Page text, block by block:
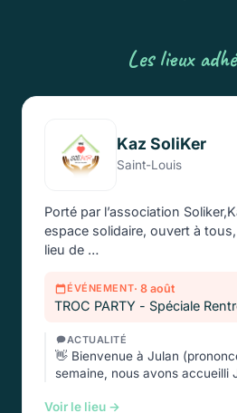
Les lieux
Kaz SoliKer
Saint-Louis
Porté par l’association
espace solidaire, ouvert à
lieu de …
ÉVÉNEMENT· 8 août
TROC PARTY - Spéciale
ACTUALITÉ
👋 Bienvenue à Julan
semaine, nous avons accueilli
Voir le lieu →